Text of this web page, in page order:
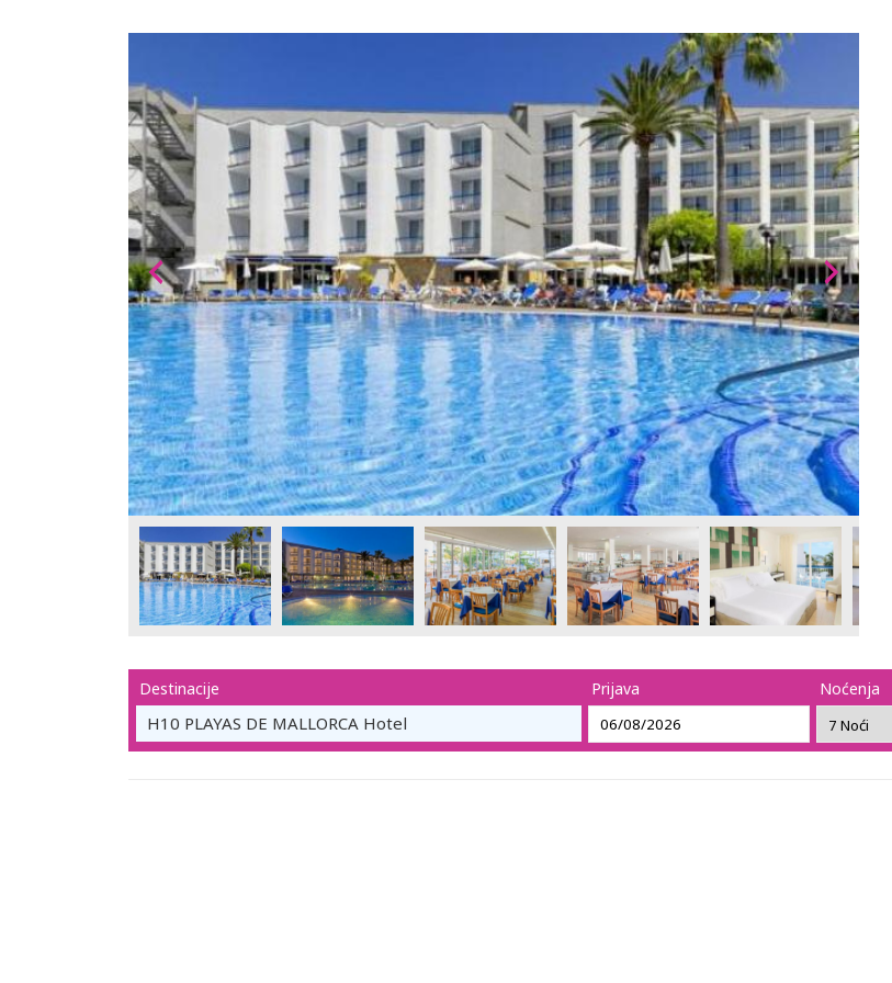
Destinacije
H10 PLAYAS DE MALLORCA Hotel
Prijava Noćenja